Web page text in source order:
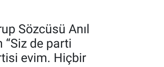
Sözcüsü Anıl
“Siz de parti
evim. Hiçbir